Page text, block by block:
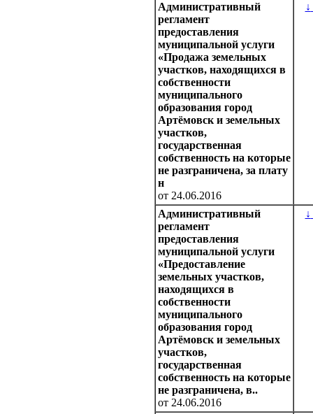
Административный
регламент
предоставления
муниципальной услуги
«Продажа земельных
участков, находящихся в
собственности
муниципального
образования город
Артёмовск и земельных
участков,
государственная
собственность на которые
не разграничена, за плату
н
от 24.06.2016
↓
Административный
регламент
предоставления
муниципальной услуги
«Предоставление
земельных участков,
находящихся в
собственности
муниципального
образования город
Артёмовск и земельных
участков,
государственная
собственность на которые
не разграничена, в..
от 24.06.2016
↓